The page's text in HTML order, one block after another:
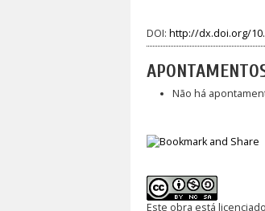
DOI: http://dx.doi.org/
Não há
Este obra está